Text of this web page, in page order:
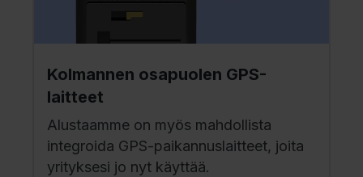
Kolmannen osapuolen GPS-
laitteet
Alustaamme on myös mahdollista
integroida GPS-paikannuslaitteet, joita
yrityksesi jo nyt käyttää.